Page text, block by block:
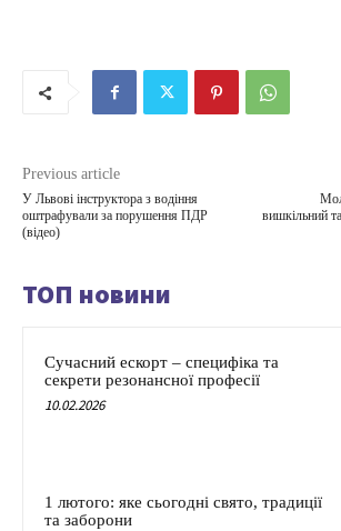
Previous article
У Львові інструктора з водіння
оштрафували за порушення ПДР
(відео)
вишкільний
ТОП новини
Сучасний ескорт – специфіка та
секрети резонансної професії
10.02.2026
1 лютого: яке сьогодні свято, традиції
та заборони